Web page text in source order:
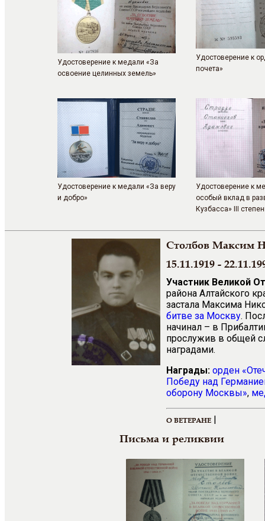
Удостоверение к медали «За
освоение целинных земель»
Удостоверение к
почета»
Удостоверение к медали «За веру
и добро»
Удостоверение к
особый вклад в
Кузбасса» III
Столбов Максим
15.11.1919 -
Участник Великой
района Алтайского
застала Максима
битве за Москву.
начинал – в
прослужив в общей
наградами.
Награды: орден
Победу над
оборону Москвы»,
О ВЕТЕРАНЕ |
Письма и реликвии